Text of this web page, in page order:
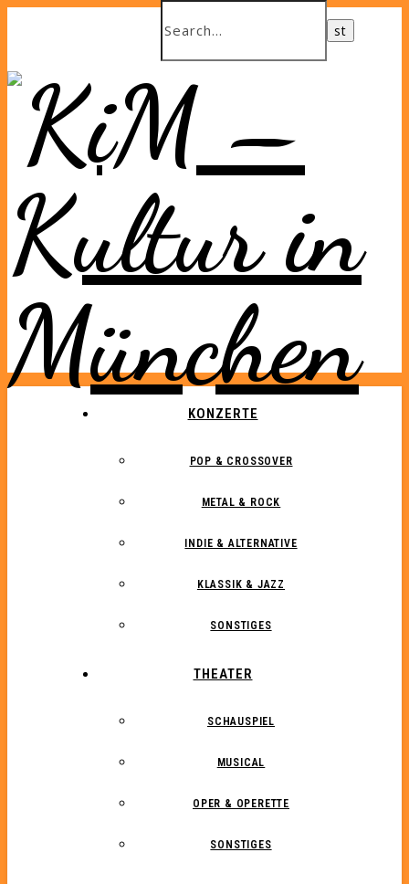
KONZERTE
POP & CROSSOVER
METAL & ROCK
INDIE & ALTERNATIVE
KLASSIK & JAZZ
SONSTIGES
THEATER
SCHAUSPIEL
MUSICAL
OPER & OPERETTE
SONSTIGES